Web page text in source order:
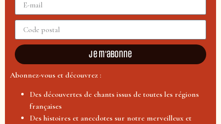
Je m'abonne
Abonnez-vous et découvrez :
Des découvertes de chants issus de toutes les régions
françaises
Des histoires et anecdotes sur notre merveilleux et